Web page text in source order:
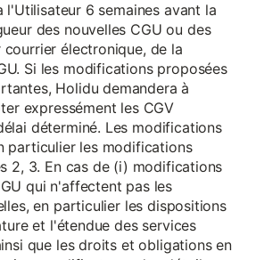
l'Utilisateur 6 semaines avant la
des nouvelles CGU ou des
courrier électronique, de la
Si les modifications proposées
Holidu demandera à
expressément les CGV
déterminé. Les modifications
particulier les modifications
2, 3. En cas de (i) modifications
qui n'affectent pas les
en particulier les dispositions
et l'étendue des services
que les droits et obligations en